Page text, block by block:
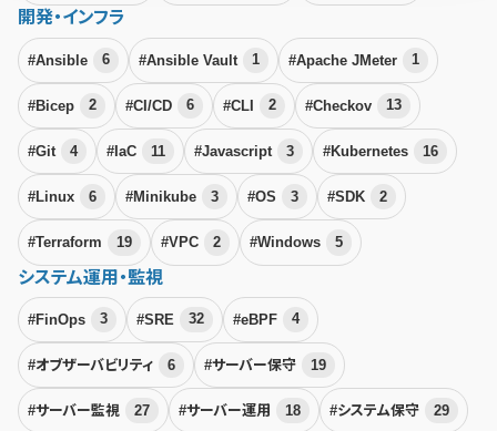
開発・インフラ
#Ansible 6 #Ansible Vault 1 #Apache JMeter 1
#Bicep 2 #CI/CD 6 #CLI 2 #Checkov 13
#Git 4 #IaC 11 #Javascript 3 #Kubernetes 16
#Linux 6 #Minikube 3 #OS 3 #SDK 2
#Terraform 19 #VPC 2 #Windows 5
システム運用・監視
#FinOps 3 #SRE 32 #eBPF 4
#オブザーバビリティ 6 #サーバー保守 19
#サーバー監視 27 #サーバー運用 18 #システム保守 29